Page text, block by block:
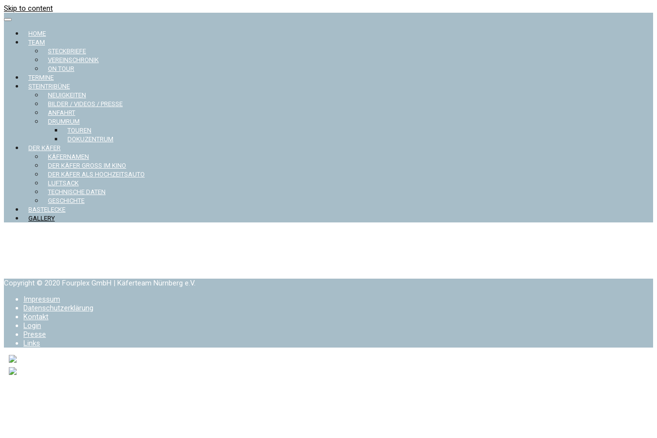
Skip to content
HOME
TEAM
STECKBRIEFE
VEREINSCHRONIK
ON TOUR
TERMINE
STEINTRIBÜNE
NEUIGKEITEN
BILDER / VIDEOS / PRESSE
ANFAHRT
DRUMRUM
TOUREN
DOKUZENTRUM
DER KÄFER
KÄFERNAMEN
DER KÄFER GROSS IM KINO
DER KÄFER ALS HOCHZEITSAUTO
LUFTSACK
TECHNISCHE DATEN
GESCHICHTE
BASTELECKE
GALLERY
Copyright © 2020 Fourplex GmbH | Käferteam Nürnberg e.V.
Impressum
Datenschutzerklärung
Kontakt
Login
Presse
Links